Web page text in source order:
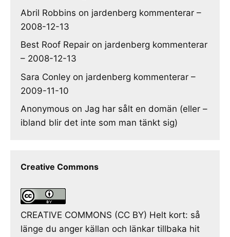
Abril Robbins on jardenberg kommenterar –
2008-12-13
Best Roof Repair on jardenberg kommenterar
– 2008-12-13
Sara Conley on jardenberg kommenterar –
2009-11-10
Anonymous on Jag har sålt en domän (eller –
ibland blir det inte som man tänkt sig)
Creative Commons
CREATIVE COMMONS (CC BY) Helt kort: så
länge du anger källan och länkar tillbaka hit